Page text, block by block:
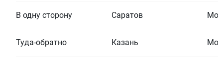
В одну сторону Саратов
Туда-обратно Казань